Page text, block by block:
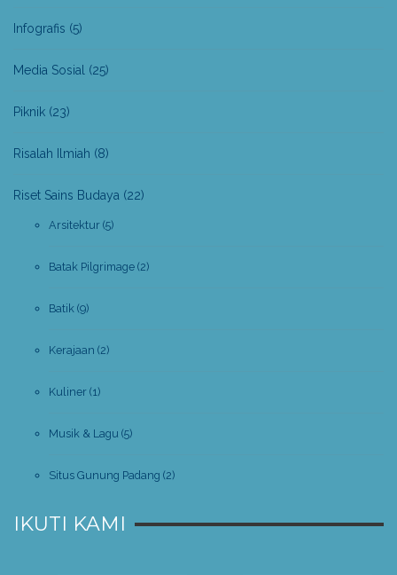
Infografis (5)
Media Sosial (25)
Piknik (23)
Risalah Ilmiah (8)
Riset Sains Budaya (22)
Arsitektur (5)
Batak Pilgrimage (2)
Batik (9)
Kerajaan (2)
Kuliner (1)
Musik & Lagu (5)
Situs Gunung Padang (2)
IKUTI KAMI